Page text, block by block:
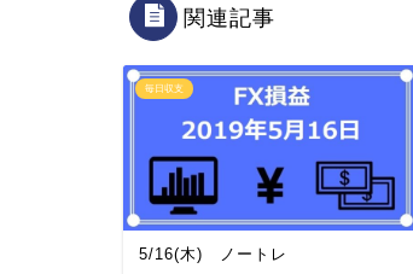
関連記事
毎日収支
5/16(木) ノートレ